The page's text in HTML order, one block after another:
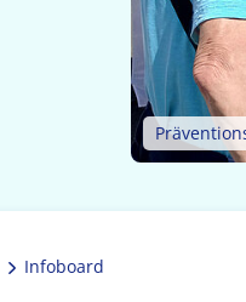
Infoboard